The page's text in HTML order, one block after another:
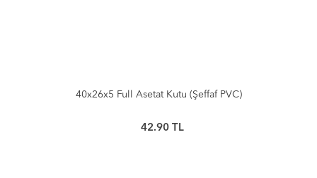
40x26x5 Full Asetat Kutu (Şeffaf PVC)
42.90TL